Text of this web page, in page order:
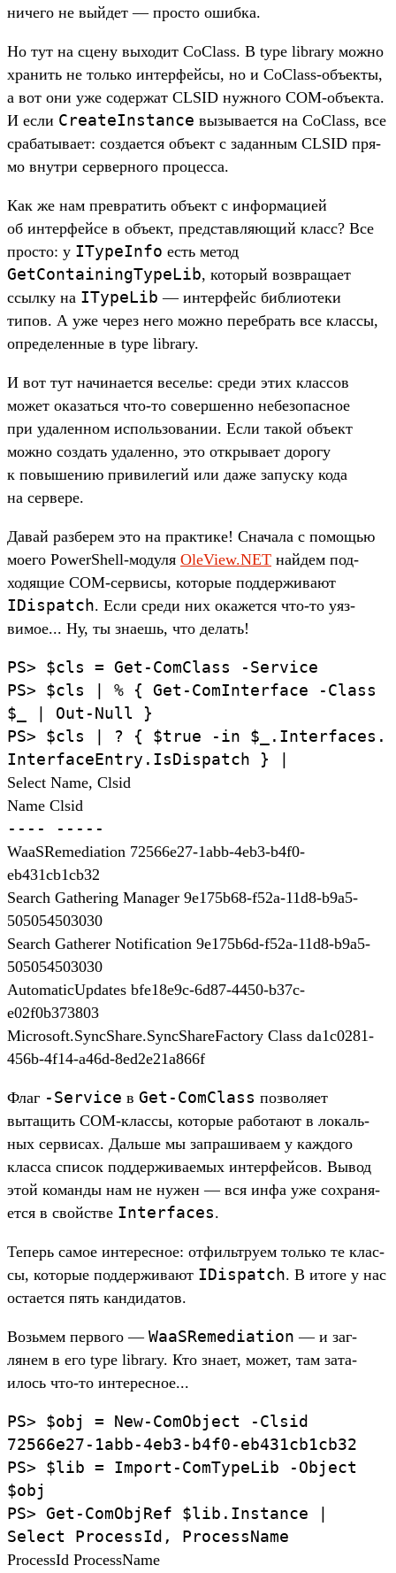
ничего не вый­дет — прос­то ошиб­ка.
Но тут на сце­ну выходит CoClass. В type library мож­но
хра­нить не толь­ко интерфей­сы, но и CoClass-объ­екты,
а вот они уже содер­жат CLSID нуж­ного COM-объ­екта.
И если CreateInstance вызыва­ется на CoClass, все
сра­баты­вает: соз­дает­ся объ­ект с задан­ным CLSID пря­
мо внут­ри сер­верно­го про­цес­са.
Как же нам прев­ратить объ­ект с информа­цией
об интерфей­се в объ­ект, пред­став­ляющий класс? Все
прос­то: у ITypeInfo есть метод
GetContainingTypeLib, который воз­вра­щает
ссыл­ку на ITypeLib — интерфейс биб­лиоте­ки
типов. А уже через него мож­но переб­рать все клас­сы,
опре­делен­ные в type library.
И вот тут начина­ется веселье: сре­ди этих клас­сов
может ока­зать­ся что‑то совер­шенно небезо­пас­ное
при уда­лен­ном исполь­зовании. Если такой объ­ект
мож­но соз­дать уда­лен­но, это откры­вает дорогу
к повыше­нию при­виле­гий или даже запус­ку кода
на сер­вере.
Да­вай раз­берем это на прак­тике! Сна­чала с помощью
моего PowerShell-модуля OleView.NET най­дем под­
ходящие COM-сер­висы, которые под­держи­вают
IDispatch. Если сре­ди них ока­жет­ся что‑то уяз­
вимое... Ну, ты зна­ешь, что делать!
PS> $cls = Get-ComClass
-Service
PS> $cls % { Get-ComInterface
-Class
$_
Out-Null }
PS> $cls ? { $true -in $_. Interfaces.
InterfaceEntry. IsDispatch }
Select Name, Clsid
Name Clsid
---- -----
WaaSRemediation 72566e27-1abb-4eb3-b4f0-
eb431cb1cb32
Search Gathering Manager 9e175b68-f52a-11d8-b9a5-
505054503030
Search Gatherer Notification 9e175b6d-f52a-11d8-b9a5-
505054503030
AutomaticUpdates bfe18e9c-6d87-4450-b37c-
e02f0b373803
Microsoft.SyncShare.SyncShareFactory Class da1c0281-
456b-4f14-a46d-8ed2e21a866f
Флаг -Service в Get-ComClass поз­воля­ет
вытащить COM-клас­сы, которые работа­ют в локаль­
ных сер­висах. Даль­ше мы зап­рашива­ем у каж­дого
клас­са спи­сок под­держи­ваемых интерфей­сов. Вывод
этой коман­ды нам не нужен — вся инфа уже сох­раня­
ется в свой­стве Interfaces.
Те­перь самое инте­рес­ное: отфиль­тру­ем толь­ко те клас­
сы, которые под­держи­вают IDispatch. В ито­ге у нас
оста­ется пять кан­дидатов.
Возь­мем пер­вого — WaaSRemediation — и заг­
лянем в его type library. Кто зна­ет, может, там зата­
илось что‑то инте­рес­ное...
PS> $obj = New-ComObject
-Clsid
72566e27-1abb-4eb3-b4f0-eb431cb1cb32
PS> $lib = Import-ComTypeLib
-Object
$obj
PS> Get-ComObjRef $lib. Instance
Select ProcessId, ProcessName
ProcessId ProcessName